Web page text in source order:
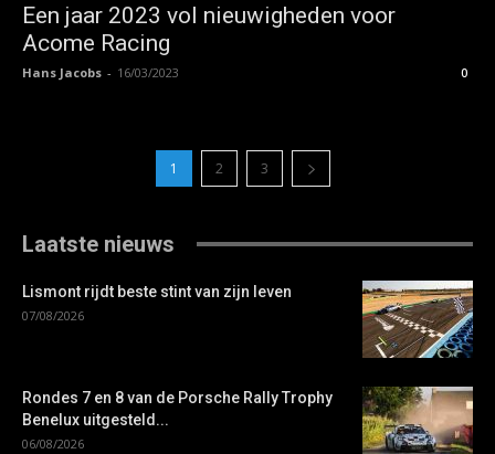
Een jaar 2023 vol nieuwigheden voor
Acome Racing
Hans Jacobs - 16/03/2023 0
1 2 3
Laatste nieuws
Lismont rijdt beste stint van zijn leven
07/08/2026
Rondes 7 en 8 van de Porsche Rally Trophy
Benelux uitgesteld...
06/08/2026